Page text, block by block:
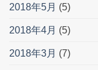
2018年5月 (5)
2018年4月 (5)
2018年3月 (7)